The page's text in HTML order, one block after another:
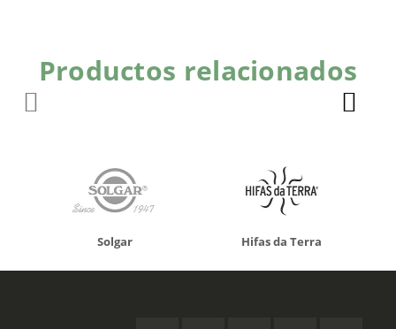
Productos relacionados
Solgar Hifas da Terra